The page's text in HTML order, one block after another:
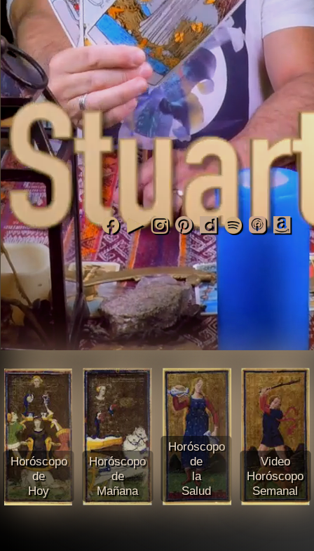
Horóscopo
de
Hoy
Horóscopo
de
Mañana
Horóscopo
de
la
Salud
Video
Horóscopo
Semanal